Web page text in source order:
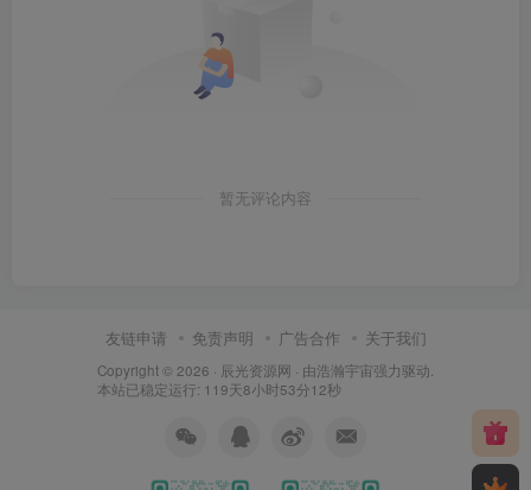
暂无评论内容
友链申请 免责声明 广告合作 关于我们
Copyright © 2026 · 辰光资源网 · 由浩瀚宇宙强力驱动.
本站已稳定运行: 119天8小时53分13秒